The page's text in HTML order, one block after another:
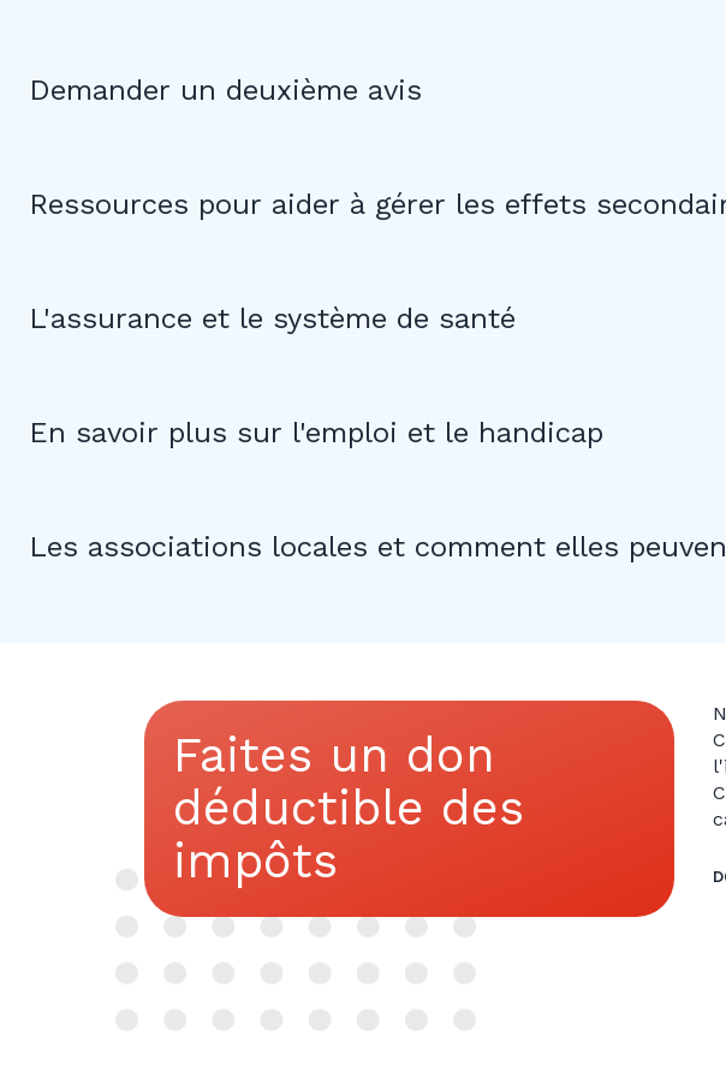
Demander un deuxième avis
Ressources pour aider à gérer les effets
L'assurance et le système de santé
En savoir plus sur l'emploi et le handicap
Les associations locales et comment elles
Faites un don
déductible des
impôts